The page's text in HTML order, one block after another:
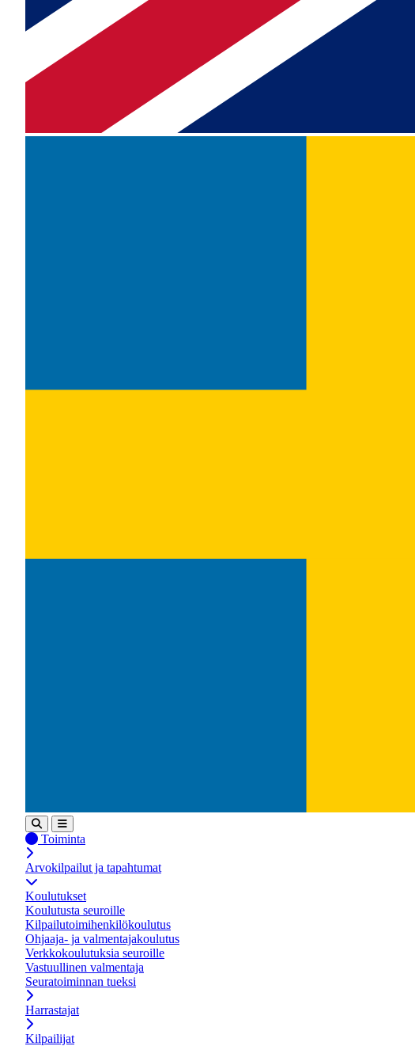
Toiminta
Arvokilpailut ja tapahtumat
Koulutukset
Koulutusta seuroille
Kilpailutoimihenkilökoulutus
Ohjaaja- ja valmentajakoulutus
Verkkokoulutuksia seuroille
Vastuullinen valmentaja
Seuratoiminnan tueksi
Harrastajat
Kilpailijat